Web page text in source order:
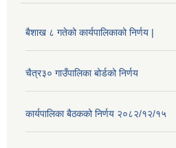
बैशाख ८ गतेको कार्यपालिकाको निर्णय |
चैत्र३० गाउँपालिका बोर्डको निर्णय
कार्यपालिका बैठकको निर्णय २०८२/१२/१५